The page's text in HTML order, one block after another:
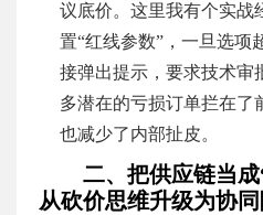
议底价。这里我有个实战
置“红线参数”，一旦选项
接弹出提示，要求技术审
多潜在的亏损订单拦在了
也减少了内部扯皮。
二、把供应链当成
从砍价思维升级为协